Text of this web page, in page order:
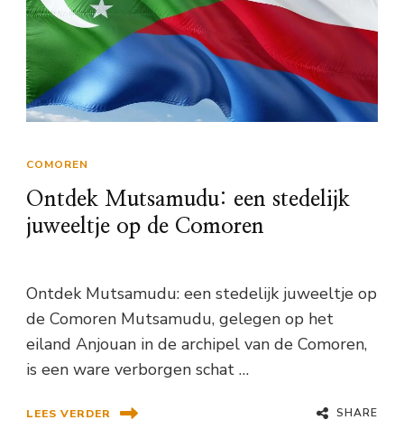
COMOREN
Ontdek Mutsamudu: een stedelijk
juweeltje op de Comoren
Ontdek Mutsamudu: een stedelijk juweeltje op
de Comoren Mutsamudu, gelegen op het
eiland Anjouan in de archipel van de Comoren,
is een ware verborgen schat …
LEES VERDER SHARE